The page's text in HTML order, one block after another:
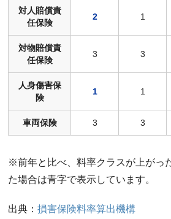
対人賠償責
任保険
2 1
対物賠償責
任保険
3 3
人身傷害保
険
1 1
車両保険 3 3
※前年と比べ、料率クラスが上がっ
た場合は青字で表示しています。
出典：損害保険料率算出機構